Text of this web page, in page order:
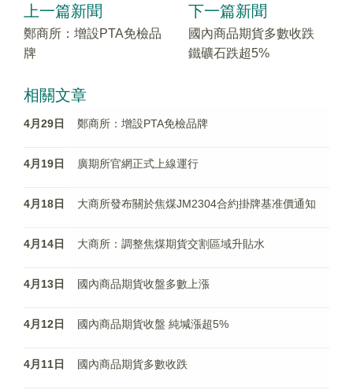
上一篇新聞
鄭商所：增設PTA免檢品
牌
下一篇新聞
國內商品期貨多數收跌
鐵礦石跌超5%
相關文章
4月29日 鄭商所：增設PTA免檢品牌
4月19日 廣期所官網正式上線運行
4月18日 大商所發布關於焦煤JM2304合約掛牌基准價通知
4月14日 大商所：調整焦煤期貨交割區域升貼水
4月13日 國內商品期貨收盤多數上漲
4月12日 國內商品期貨收盤 純堿漲超5%
4月11日 國內商品期貨多數收跌